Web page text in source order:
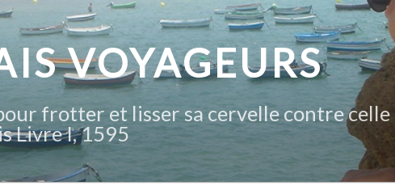
VOYAGEURS
frotter et lisser sa cervelle contre
Livre I, 1595